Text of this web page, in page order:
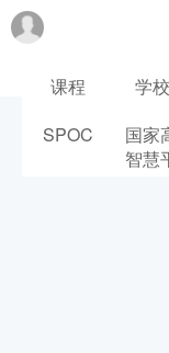
课程 学校
SPOC
国家
智慧